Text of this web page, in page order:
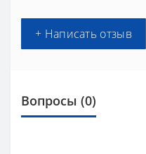
+ Написать отзыв
Вопросы (0)